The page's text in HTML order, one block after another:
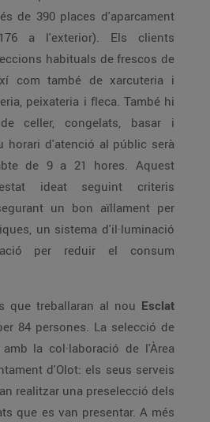
de 390 places d'aparcament
a l'exterior). Els clients
habituals de frescos de
com també de xarcuteria i
peixateria i fleca. També hi
celler, congelats, basar i
horari d'atenció al públic serà
de 9 a 21 hores. Aquest
ideat seguint criteris
un bon aïllament per
un sistema d'il·luminació
per reduir el consum
que treballaran al nou Esclat
84 persones. La selecció de
la col·laboració de l'Àrea
d'Olot: els seus serveis
realitzar una preselecció dels
que es van presentar. A més